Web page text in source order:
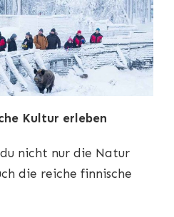
Kultur erleben
nicht nur die Natur
die reiche finnische